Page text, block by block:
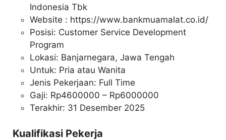
Indonesia Tbk
Website : https://www.bankmuamalat.co.id/
Posisi: Customer Service Development
Program
Lokasi: Banjarnegara, Jawa Tengah
Untuk: Pria atau Wanita
Jenis Pekerjaan: Full Time
Gaji: Rp4600000 – Rp6000000
Terakhir: 31 Desember 2025
Kualifikasi Pekerja